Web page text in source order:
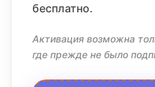
бесплатно.
Активация возможна
где прежде не было